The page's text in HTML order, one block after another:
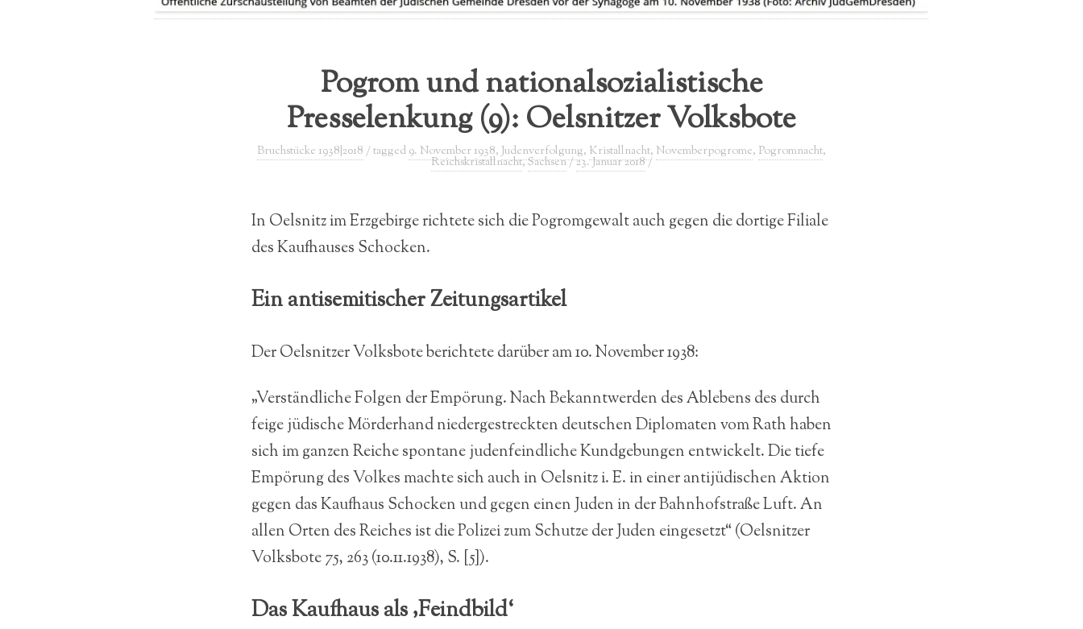
FLYER
Pogrom und nationalsozialistische
Presselenkung (9): Oelsnitzer Volksbote
Bruchstücke 1938|2018 / tagged 9. November 1938,Judenverfolgung, Kristallnacht, Novemberpogrome, Pogromnacht,
Reichskristallnacht,Sachsen/23. Januar 2018/
In Oelsnitz im Erzgebirge richtete sich die Pogromgewalt auch gegen die dortige Filiale
des Kaufhauses Schocken.
Ein antisemitischer Zeitungsartikel
Der Oelsnitzer Volksbote berichtete darüber am 10. November 1938:
„Verständliche Folgen der Empörung. Nach Bekanntwerden des Ablebens des durch
feige jüdische Mörderhand niedergestreckten deutschen Diplomaten vom Rath haben
sich im ganzen Reiche spontane judenfeindliche Kundgebungen entwickelt. Die tiefe
Empörung des Volkes machte sich auch in Oelsnitz i. E. in einer antijüdischen Aktion
gegen das Kaufhaus Schocken und gegen einen Juden in der Bahnhofstraße Luft. An
allen Orten des Reiches ist die Polizei zum Schutze der Juden eingesetzt“ (Oelsnitzer
Volksbote 75, 263 (10.11.1938), S. [5]).
Das Kaufhaus als ‚Feindbild‘